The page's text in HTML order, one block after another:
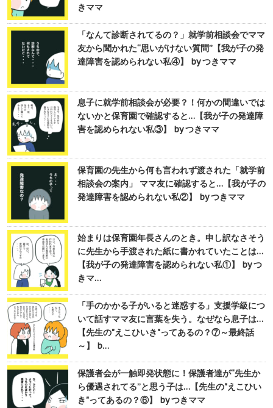
きママ
「なんて診断されてるの？」就学前相談会でママ
友から聞かれた“思いがけない質問”【我が子の発
達障害を認められない私④】 by つきママ
息子に就学前相談会が必要？！何かの間違いでは
ないかと保育園で確認すると…【我が子の発達障
害を認められない私③】 by つきママ
保育園の先生から何も言われず渡された「就学前
相談会の案内」 ママ友に確認すると…【我が子の
発達障害を認められない私②】 by つきママ
始まりは保育園年長さんのとき。申し訳なさそう
に先生から手渡された紙に書かれていたことは…
【我が子の発達障害を認められない私①】 by つ
きマ…
「手のかかる子がいると迷惑する」支援学級につ
いて話すママ友に言葉を失う。なぜなら息子は…
【先生の"えこひいき"ってあるの？⑦～最終話
～】 b…
保護者会が一触即発状態に！保護者達が“先生か
ら優遇されてる”と思う子は…【先生の"えこひい
き"ってあるの？⑥】 by つきママ